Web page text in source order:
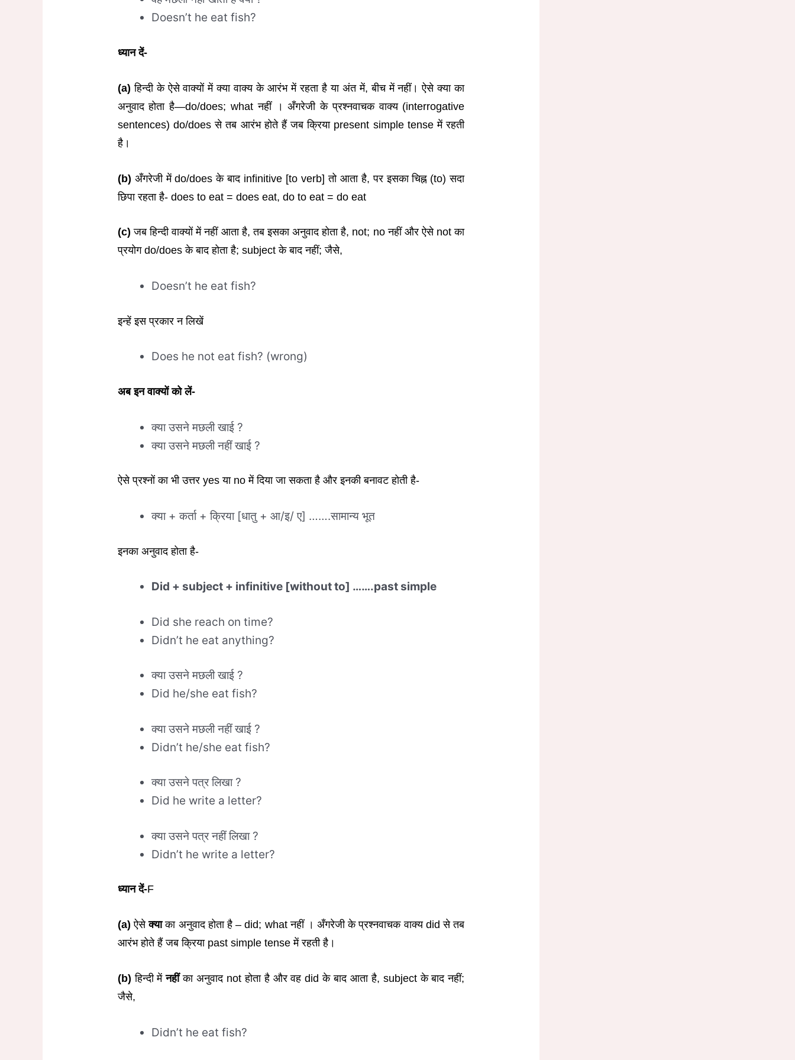
Doesn’t he eat fish?
ध्यान दें-
(a) हिन्दी के ऐसे वाक्यों में क्या वाक्य के आरंभ में रहता है या अंत में, बीच में नहीं। ऐसे क्या का
अनुवाद होता है—do/does; what नहीं । अँगरेजी के प्रश्नवाचक वाक्य (interrogative
sentences) do/does से तब आरंभ होते हैं जब क्रिया present simple tense में रहती
है।
(b) अँगरेजी में do/does के बाद infinitive [to verb] तो आता है, पर इसका चिह्न (to) सदा
छिपा रहता है- does to eat = does eat, do to eat = do eat
(c) जब हिन्दी वाक्यों में नहीं आता है, तब इसका अनुवाद होता है, not; no नहीं और ऐसे not का
प्रयोग do/does के बाद होता है; subject के बाद नहीं; जैसे,
Doesn’t he eat fish?
इन्हें इस प्रकार न लिखें
Does he not eat fish? (wrong)
अब इन वाक्यों को लें-
क्या उसने मछली खाई ?
क्या उसने मछली नहीं खाई ?
ऐसे प्रश्नों का भी उत्तर yes या no में दिया जा सकता है और इनकी बनावट होती है-
क्या + कर्ता + क्रिया [धातु + आ/इ/ ए] …….सामान्य भूत
इनका अनुवाद होता है-
Did + subject + infinitive [without to] …….past simple
Did she reach on time?
Didn’t he eat anything?
क्या उसने मछली खाई ?
Did he/she eat fish?
क्या उसने मछली नहीं खाई ?
Didn’t he/she eat fish?
क्या उसने पत्र लिखा ?
Did he write a letter?
क्या उसने पत्र नहीं लिखा ?
Didn’t he write a letter?
ध्यान दें-F
(a) ऐसेक्याका अनुवाद होता है – did; what नहीं । अँगरेजी के प्रश्नवाचक वाक्य did से तब
आरंभ होते हैं जब क्रिया past simple tense में रहती है।
(b) हिन्दी मेंनहींका अनुवाद not होता है और वह did के बाद आता है, subject के बाद नहीं;
जैसे,
Didn’t he eat fish?